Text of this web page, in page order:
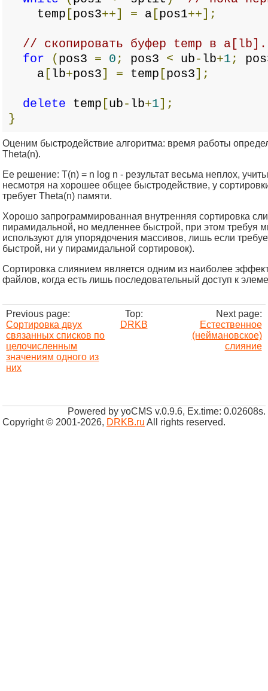
temp [pos3++] = a [pos1++];
// скопировать буфер temp в
for
( pos3 = 0 ; pos3 < ub- lb+1 ;
a [lb+pos3] = temp [pos3];
delete temp [ub- lb+1];
}
Оценим быстродействие алгоритма: время работы
Theta(n).
Ее решение: T(n) = n log n - результат весьма неплох,
несмотря на хорошее общее быстродействие, у
требует Theta(n) памяти.
Хорошо запрограммированная внутренняя сортировка
пирамидальной, но медленнее быстрой, при этом требуя
используют для упорядочения массивов, лишь если
быстрой, ни у пирамидальной сортировок).
Сортировка слиянием является одним из наиболее
файлов, когда есть лишь последовательный доступ к
Previous page:
Сортировка двух
связанных списков по
целочисленным
значениям одного из
них
Top:
DRKB
Next page:
Естественное
(неймановское)
слияние
Powered by yoCMS v.0.9.6, Ex.time: 0.02608s.
Copyright © 2001-2026, DRKB.ru All rights reserved.